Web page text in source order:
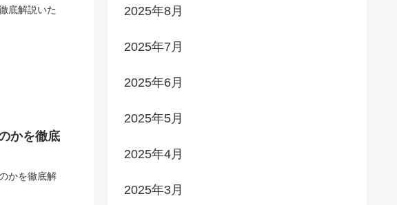
底解説いた
かを徹底
かを徹底解
2025年8月
2025年7月
2025年6月
2025年5月
2025年4月
2025年3月